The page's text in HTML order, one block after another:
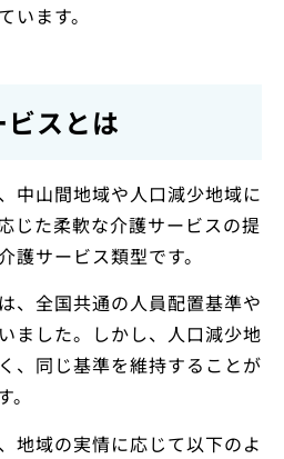
います。
スとは
中山間地域や人口減少地域に
じた柔軟な介護サービスの提
護サービス類型です。
、全国共通の人員配置基準や
ました。しかし、人口減少地
、同じ基準を維持することが
地域の実情に応じて以下のよ